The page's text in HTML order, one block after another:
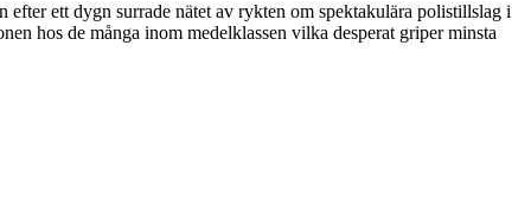
efter ett dygn surrade nätet av rykten om spektakulära polistillslag i
hos de många inom medelklassen vilka desperat griper minsta